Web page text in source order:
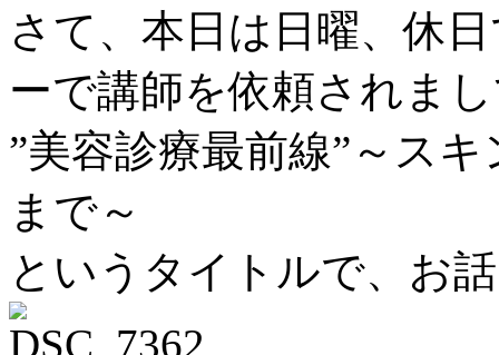
さて、本日は日曜、休
ーで講師を依頼されま
”美容診療最前線”～ス
まで～
というタイトルで、お